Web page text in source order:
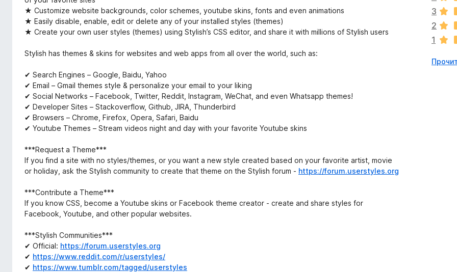
★ Customize website backgrounds, color schemes, youtube skins, fonts and even animations
★ Easily disable, enable, edit or delete any of your installed styles (themes)
★ Create your own user styles (themes) using Stylish’s CSS editor, and share it with millions of Stylish users
Stylish has themes & skins for websites and web apps from all over the world, such as:
✔ Search Engines – Google, Baidu, Yahoo
✔ Email – Gmail themes style & personalize your email to your liking
✔ Social Networks – Facebook, Twitter, Reddit, Instagram, WeChat, and even Whatsapp themes!
✔ Developer Sites – Stackoverflow, Github, JIRA, Thunderbird
✔ Browsers – Chrome, Firefox, Opera, Safari, Baidu
✔ Youtube Themes – Stream videos night and day with your favorite Youtube skins
***Request a Theme***
If you find a site with no styles/themes, or you want a new style created based on your favorite artist, movie
or holiday, ask the Stylish community to create that theme on the Stylish forum - https://forum.userstyles.org
***Contribute a Theme***
If you know CSS, become a Youtube skins or Facebook theme creator - create and share styles for
Facebook, Youtube, and other popular websites.
***Stylish Communities***
✔ Official: https://forum.userstyles.org
✔ https://www.reddit.com/r/userstyles/
✔ https://www.tumblr.com/tagged/userstyles
о
к
п
о
а
3
2
1